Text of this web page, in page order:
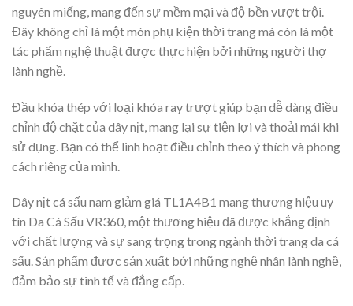
nguyên miếng, mang đến sự mềm mại và độ bền vượt trội.
Đây không chỉ là một món phụ kiện thời trang mà còn là một
tác phẩm nghệ thuật được thực hiện bởi những người thợ
lành nghề.
Đầu khóa thép với loại khóa ray trượt giúp bạn dễ dàng điều
chỉnh độ chặt của dây nịt, mang lại sự tiện lợi và thoải mái khi
sử dụng. Bạn có thể linh hoạt điều chỉnh theo ý thích và phong
cách riêng của mình.
Dây nịt cá sấu nam giảm giá TL1A4B1 mang thương hiệu uy
tín Da Cá Sấu VR360, một thương hiệu đã được khẳng định
với chất lượng và sự sang trọng trong ngành thời trang da cá
sấu. Sản phẩm được sản xuất bởi những nghệ nhân lành nghề,
đảm bảo sự tinh tế và đẳng cấp.